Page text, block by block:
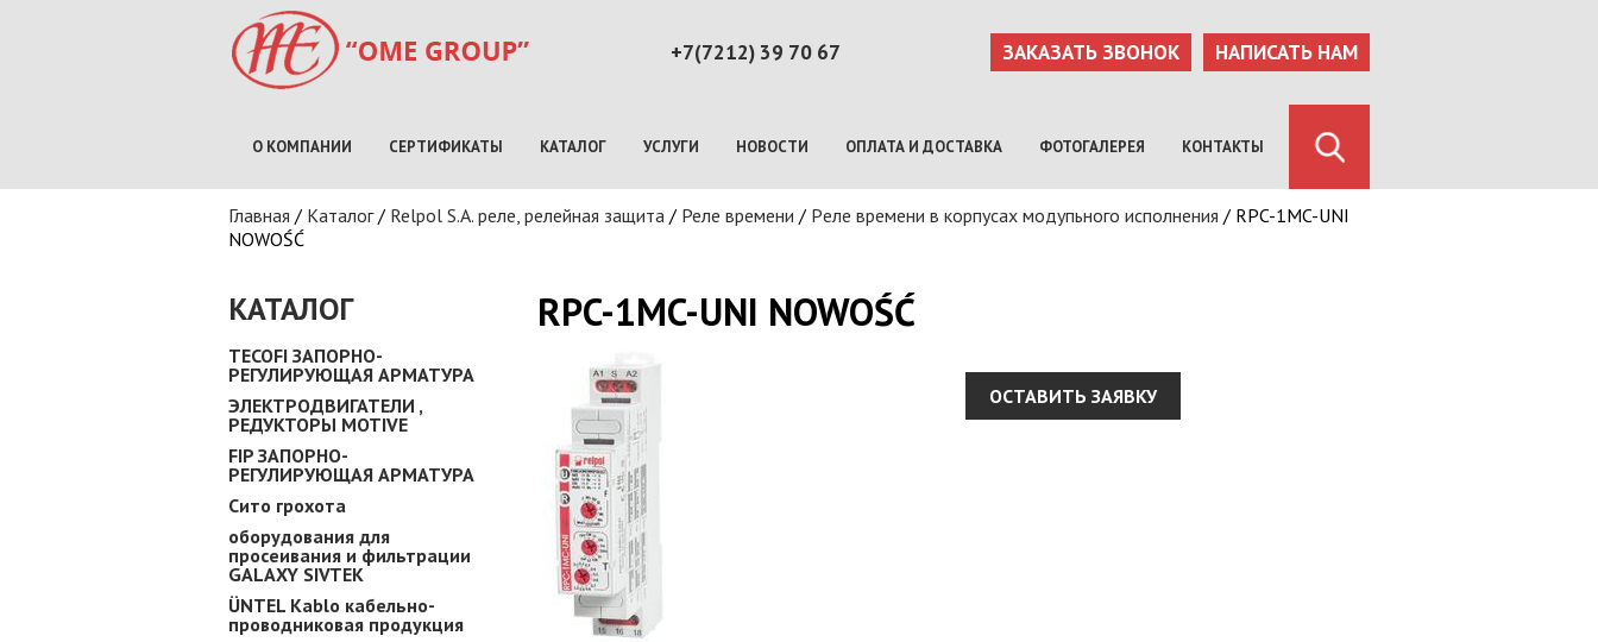
+7(7212) 39 70 67 ЗАКАЗАТЬ ЗВОНОК НАПИСАТЬ НАМ
О КОМПАНИИ СЕРТИФИКАТЫ КАТАЛОГ УСЛУГИ НОВОСТИ ОПЛАТА И ДОСТАВКА ФОТОГАЛЕРЕЯ КОНТАКТЫ
Главная / Каталог / Relpol S.A. реле, релейная защита / Реле времени / Pеле времени в корпусах модупьного исполнения / RPC-1MC-UNI
NOWOŚĆ
КАТАЛОГ
TECOFI ЗАПОРНО-
РЕГУЛИРУЮЩАЯ АРМАТУРА
ЭЛЕКТРОДВИГАТЕЛИ ,
РЕДУКТОРЫ MOTIVE
FIP ЗАПОРНО-
РЕГУЛИРУЮЩАЯ АРМАТУРА
Сито грохота
оборудования для
просеивания и фильтрации
GALAXY SIVTEK
ÜNTEL Kablo кабельно-
проводниковая продукция
RPC-1MC-UNI NOWOŚĆ
ОСТАВИТЬ ЗАЯВКУ